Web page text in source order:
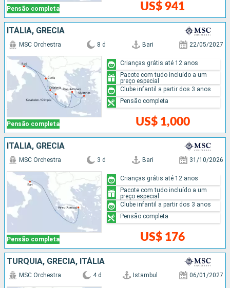
Pensão completa US$ 941
ITÁLIA, GRÉCIA
Pensão completa
MSC Orchestra 8 d Bari 22/05/2027
US$ 1,000
Crianças grátis até 12 anos
Pacote com tudo incluído a um
preço especial
Clube infantil a partir dos 3 anos
Pensão completa
ITÁLIA, GRÉCIA
Pensão completa
MSC Orchestra 3 d Bari 31/10/2026
US$ 176
Crianças grátis até 12 anos
Pacote com tudo incluído a um
preço especial
Clube infantil a partir dos 3 anos
Pensão completa
TURQUIA, GRÉCIA, ITÁLIA
MSC Orchestra 4 d Istambul 06/01/2027